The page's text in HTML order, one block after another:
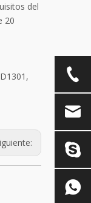
del
20